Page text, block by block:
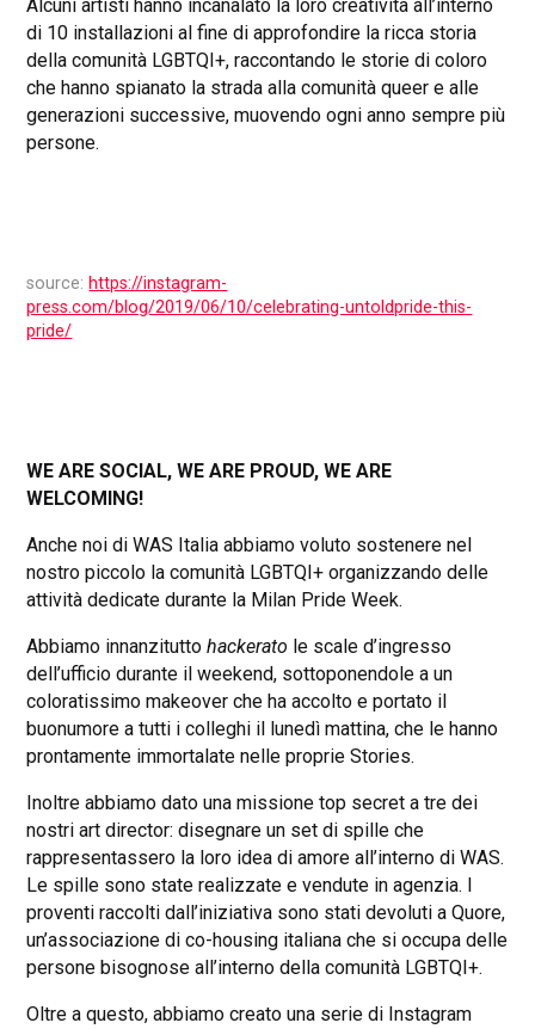
Alcuni artisti hanno incanalato la loro creatività all’interno
di 10 installazioni al fine di approfondire la ricca storia
della comunità LGBTQI+, raccontando le storie di coloro
che hanno spianato la strada alla comunità queer e alle
generazioni successive, muovendo ogni anno sempre più
persone.
source: https://instagram-
press.com/blog/2019/06/10/celebrating-untoldpride-this-
pride/
WE ARE SOCIAL, WE ARE PROUD, WE ARE
WELCOMING!
Anche noi di WAS Italia abbiamo voluto sostenere nel
nostro piccolo la comunità LGBTQI+ organizzando delle
attività dedicate durante la Milan Pride Week.
Abbiamo innanzituttohackerato le scale d’ingresso
dell’ufficio durante il weekend, sottoponendole a un
coloratissimo makeover che ha accolto e portato il
buonumore a tutti i colleghi il lunedì mattina, che le hanno
prontamente immortalate nelle proprie Stories.
Inoltre abbiamo dato una missione top secret a tre dei
nostri art director: disegnare un set di spille che
rappresentassero la loro idea di amore all’interno di WAS.
Le spille sono state realizzate e vendute in agenzia. I
proventi raccolti dall’iniziativa sono stati devoluti a Quore,
un’associazione di co-housing italiana che si occupa delle
persone bisognose all’interno della comunità LGBTQI+.
Oltre a questo, abbiamo creato una serie di Instagram